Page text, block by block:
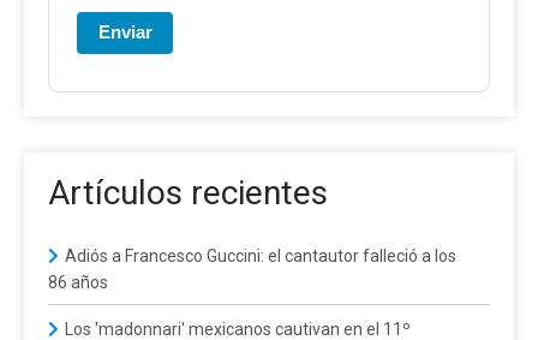
Enviar
Artículos recientes
Adiós a Francesco Guccini: el cantautor falleció a los
86 años
Los 'madonnari' mexicanos cautivan en el 11º